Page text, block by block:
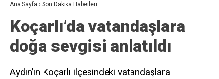
Ana Sayfa › Son Dakika Haberleri
Koçarlı’da vatandaşlara
doğa sevgisi anlatıldı
Aydın’ın Koçarlı ilçesindeki vatandaşlara